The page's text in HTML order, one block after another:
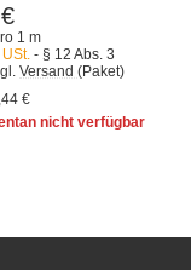
1 m
- § 12 Abs. 3
Versand (Paket)
€
nicht verfügbar